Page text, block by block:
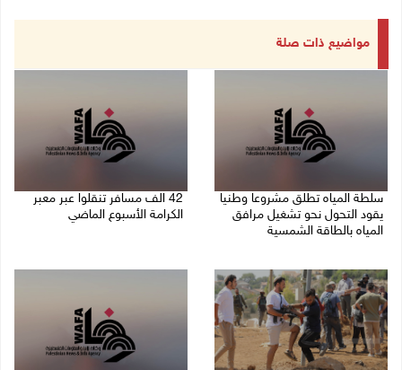
مواضيع ذات صلة
سلطة المياه تطلق مشروعا وطنيا
يقود التحول نحو تشغيل مرافق
المياه بالطاقة الشمسية
42 الف مسافر تنقلوا عبر معبر
الكرامة الأسبوع الماضي